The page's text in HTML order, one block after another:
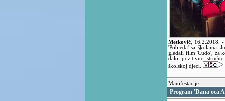
Metković 16.2.2018. -
'Pobjeda' sa školama.
gledali film 'Čudo', za
dalo pozitivno
školskoj djeci.
Manifestacije
Program 'Dana oca